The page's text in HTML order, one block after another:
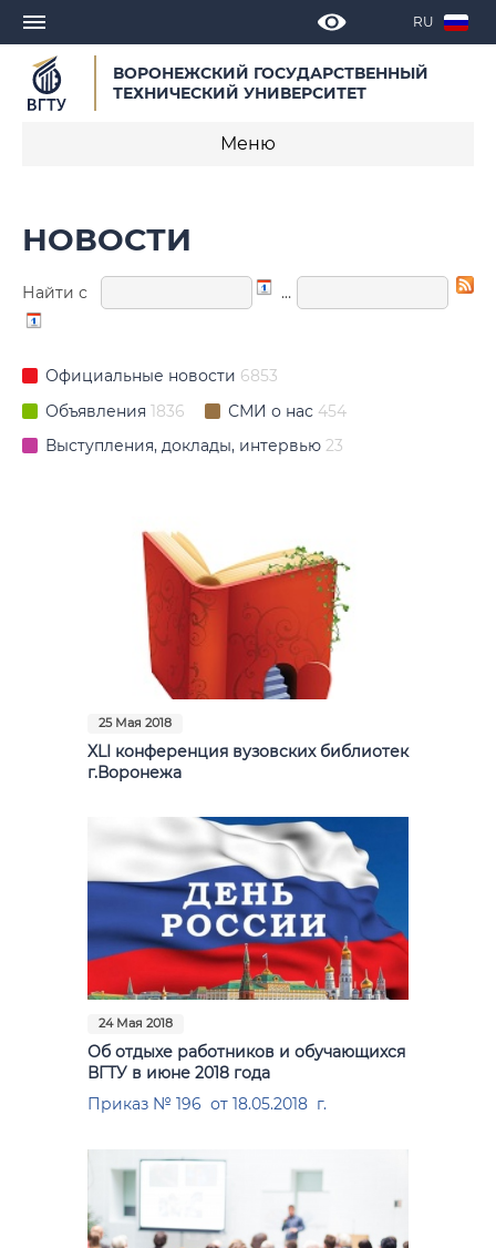
RU
ВОРОНЕЖСКИЙ ГОСУДАРСТВЕННЫЙ
ТЕХНИЧЕСКИЙ УНИВЕРСИТЕТ
Меню
СМИ о нас
Календарь мероприятий
Корпоративные издания
Анкеты и опросы
Контакты для СМИ
НОВОСТИ
Найти с …
Официальные новости 6853
Объявления 1836 СМИ о нас 454
Выступления, доклады, интервью 23
25 Мая 2018
XLI конференция вузовских библиотек
г.Воронежа
24 Мая 2018
Об отдыхе работников и обучающихся
ВГТУ в июне 2018 года
Приказ № 196 от 18.05.2018 г.